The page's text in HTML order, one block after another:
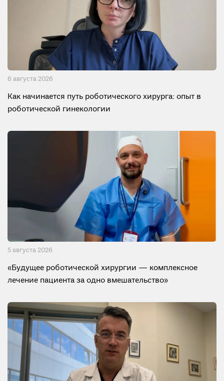
6 августа 2026
Как начинается путь роботического хирурга: опыт в
роботической гинекологии
5 августа 2026
«Будущее роботической хирургии — комплексное
лечение пациента за одно вмешательство»